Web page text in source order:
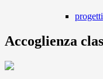
progetti
Accoglienza